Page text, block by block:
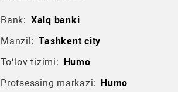
Bank: Xalq banki
Manzil: Tashkent city
To‘lov tizimi: Humo
Protsessing markazi: Humo